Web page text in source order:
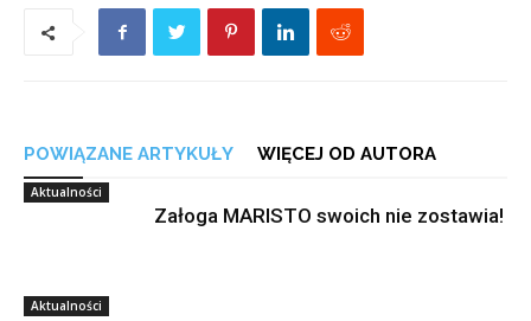
POWIĄZANE ARTYKUŁY WIĘCEJ OD AUTORA
Aktualności
Załoga MARISTO swoich nie zostawia!
Aktualności